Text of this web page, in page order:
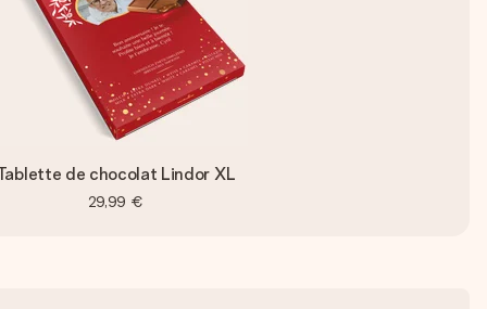
de chocolat Lindor XL
29,99 €